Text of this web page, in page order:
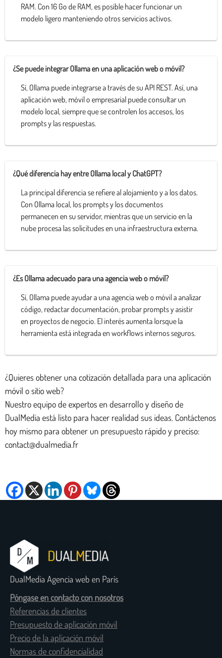
RAM. Con 16 Go de RAM, es posible hacer funcionar un
modelo ligero manteniendo otros servicios activos.
¿Se puede integrar Ollama en una aplicación web o móvil?
Sí, Ollama puede integrarse a través de su API REST. Así, una
aplicación web, móvil o empresarial puede consultar un
modelo local, siempre que se controlen los accesos, los
prompts y las respuestas.
¿Qué diferencia hay entre Ollama local y ChatGPT?
La principal diferencia se refiere al alojamiento y a los datos.
Con Ollama local, los prompts y los documentos
permanecen en su servidor, mientras que un servicio en la
nube procesa las solicitudes en una infraestructura externa.
¿Es Ollama adecuado para una agencia web o móvil?
Sí, Ollama puede ayudar a una agencia web o móvil a analizar
código, redactar documentación, probar prompts y asistir
en proyectos de negocio. El interés aumenta lorsque la
herramienta está integrada en workflows internos seguros.
¿Quieres obtener una cotización detallada para una aplicación
móvil o sitio web?
Nuestro equipo de expertos en desarrollo y diseño de
DualMedia está listo para hacer realidad sus ideas. Contáctenos
hoy mismo para obtener un presupuesto rápido y preciso:
contact@dualmedia.fr
DualMedia Agencia web en París
Póngase en contacto con nosotros
Referencias de clientes
Presupuesto de aplicación móvil
Precio de la aplicación móvil
Normas de confidencialidad